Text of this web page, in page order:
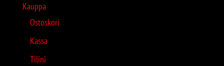
Kauppa
Ostoskori
Kassa
Tilini